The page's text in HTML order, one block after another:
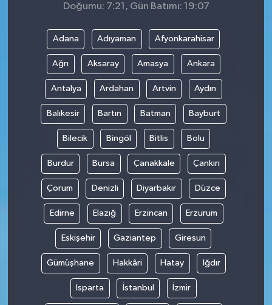
Doğumu: 7:21, Gün Batımı: 19:07
Adana Adıyaman Afyonkarahisar
Ağrı Aksaray Amasya Ankara
Antalya Ardahan Artvin Aydın
Balıkesir Bartın Batman Bayburt
Bilecik Bingöl Bitlis Bolu
Burdur Bursa Çanakkale Çankırı
Çorum Denizli Diyarbakır Düzce
Edirne Elazığ Erzincan Erzurum
Eskişehir Gaziantep Giresun
Gümüşhane Hakkâri Hatay Iğdır
Isparta İstanbul İzmir